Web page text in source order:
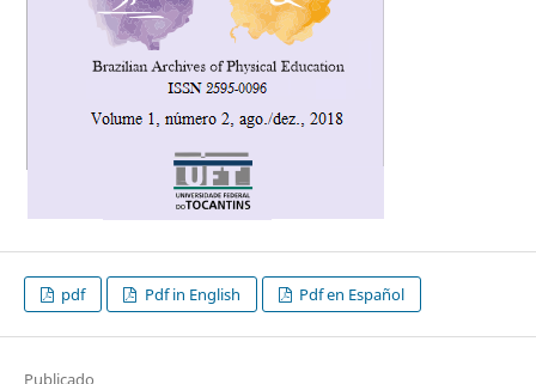
pdf Pdf in English Pdf en Español
Publicado